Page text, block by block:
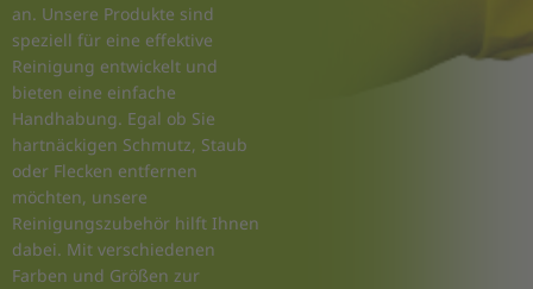
an. Unsere Produkte sind
speziell für eine effektive
Reinigung entwickelt und
bieten eine einfache
Handhabung. Egal ob Sie
hartnäckigen Schmutz, Staub
oder Flecken entfernen
möchten, unsere
Reinigungszubehör hilft Ihnen
dabei. Mit verschiedenen
Farben und Größen zur